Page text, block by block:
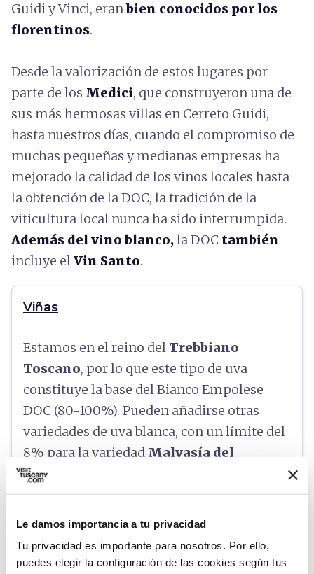
Le damos importancia a tu privacidad
Tu privacidad es importante para nosotros. Por ello,
puedes elegir la configuración de las cookies según tus
Guidi y Vinci, eranbien conocidos por los
florentinos.
Desde la valorización de estos lugares por
parte de los Medici, que construyeron una de
sus más hermosas villas en Cerreto Guidi,
hasta nuestros días, cuando el compromiso de
muchas pequeñas y medianas empresas ha
mejorado la calidad de los vinos locales hasta
la obtención de la DOC, la tradición de la
viticultura local nunca ha sido interrumpida.
Además del vino blanco,la DOC también
incluye elVin Santo.
Viñas
Estamos en el reino del Trebbiano
Toscano, por lo que este tipo de uva
constituye la base del Bianco Empolese
DOC (80-100%). Pueden añadirse otras
variedades de uva blanca, con un límite del
8% para la variedad Malvasía del
Chianti
los 120 quintales por hectárea.
Características organolépticas expand_more